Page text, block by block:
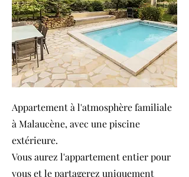
Appartement à l'atmosphère familiale
à Malaucène, avec une piscine
extérieure.
Vous aurez l'appartement entier pour
vous et le partagerez uniquement